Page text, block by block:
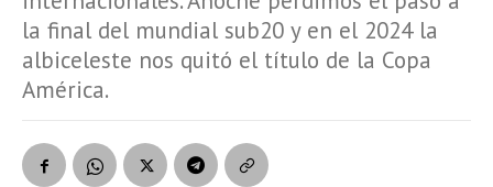
la final del mundial sub20 y en el 2024 la
albiceleste nos quitó el título de la Copa
América.